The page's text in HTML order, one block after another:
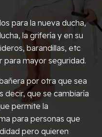
para la nueva ducha,
la grifería y en su
barandillas, etc
para mayor seguridad.
por otra que sea
decir, que se cambiaría
permite la
para personas que
pero quieren